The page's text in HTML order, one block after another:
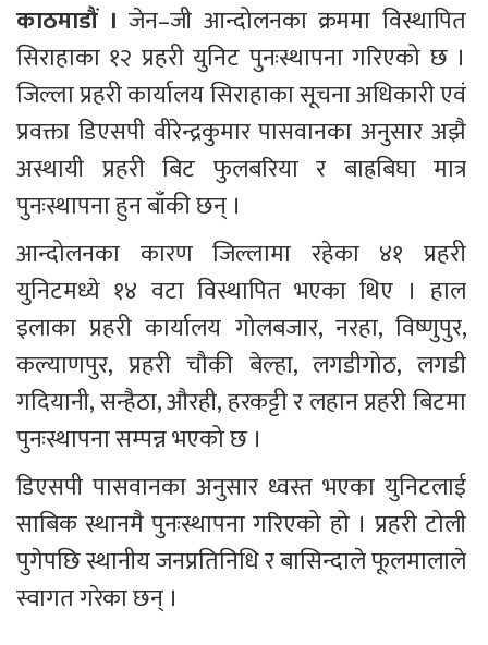
काठमाडौं । जेन–जी आन्दोलनका क्रममा विस्थापित
सिराहाका १२ प्रहरी युनिट पुनःस्थापना गरिएको छ ।
जिल्ला प्रहरी कार्यालय सिराहाका सूचना अधिकारी एवं
प्रवक्ता डिएसपी वीरेन्द्रकुमार पासवानका अनुसार अझै
अस्थायी प्रहरी बिट फुलबरिया र बाह्रबिघा मात्र
पुनःस्थापना हुन बाँकी छन् ।
आन्दोलनका कारण जिल्लामा रहेका ४१ प्रहरी
युनिटमध्ये १४ वटा विस्थापित भएका थिए । हाल
इलाका प्रहरी कार्यालय गोलबजार, नरहा, विष्णुपुर,
कल्याणपुर, प्रहरी चौकी बेल्हा, लगडीगोठ, लगडी
गदियानी, सन्हैठा, औरही, हरकट्टी र लहान प्रहरी बिटमा
पुनःस्थापना सम्पन्न भएको छ ।
डिएसपी पासवानका अनुसार ध्वस्त भएका युनिटलाई
साबिक स्थानमै पुनःस्थापना गरिएको हो । प्रहरी टोली
पुगेपछि स्थानीय जनप्रतिनिधि र बासिन्दाले फूलमालाले
स्वागत गरेका छन् ।